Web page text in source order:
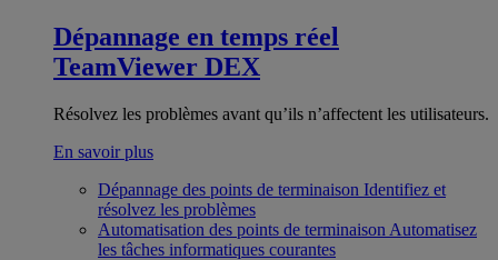
Dépannage en temps réel
TeamViewer DEX
Résolvez les problèmes avant qu’ils n’affectent les utilisateurs.
En savoir plus
Dépannage des points de terminaison Identifiez et
résolvez les problèmes
Automatisation des points de terminaison Automatisez
les tâches informatiques courantes